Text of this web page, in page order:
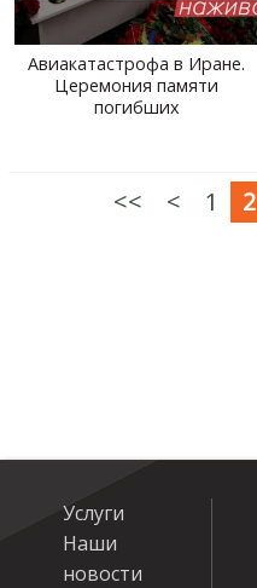
Авиакатастрофа в Иране.
Церемония памяти
погибших
<< < 1 2
Услуги
Наши
новости